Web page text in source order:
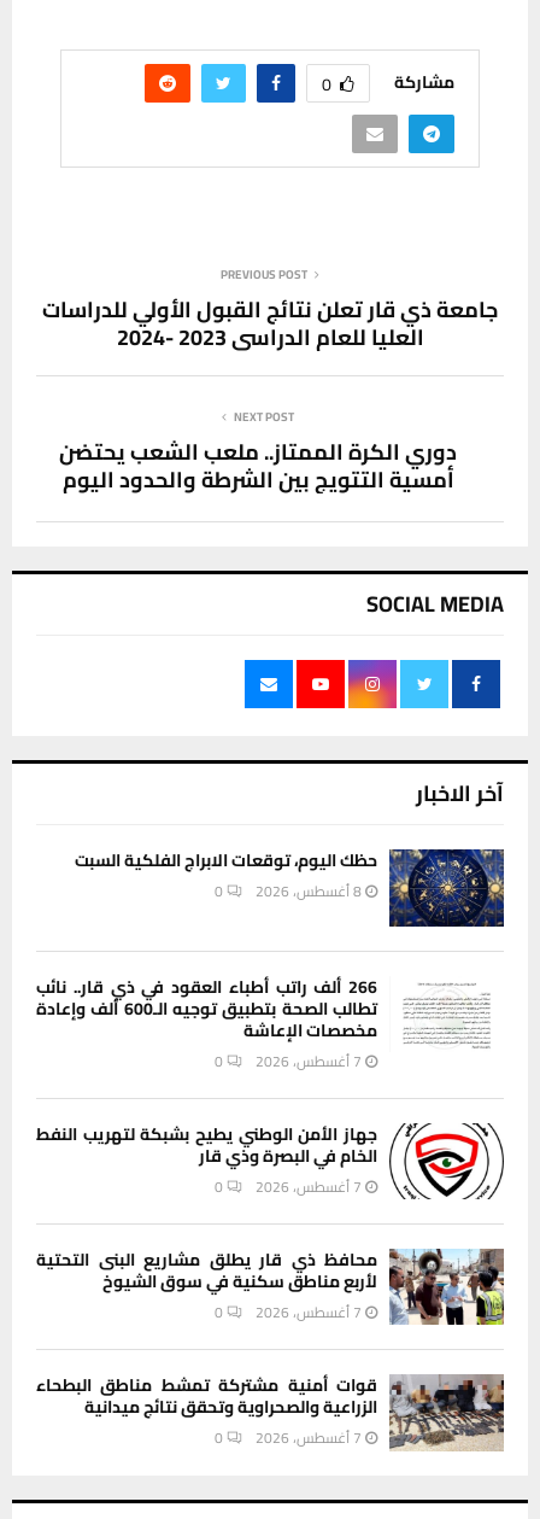
مشاركة 0
PREVIOUS POST
جامعة ذي قار تعلن نتائج القبول الأولي للدراسات
العليا للعام الدراسي 2023 -2024
NEXT POST
دوري الكرة الممتاز.. ملعب الشعب يحتضن
أمسية التتويج بين الشرطة والحدود اليوم
SOCIAL MEDIA
آخر الاخبار
حظك اليوم، توقعات الابراج الفلكية السبت
8 أغسطس، 2026 0
266 ألف راتب أطباء العقود في ذي قار.. نائب
تطالب الصحة بتطبيق توجيه الـ600 ألف وإعادة
مخصصات الإعاشة
7 أغسطس، 2026 0
جهاز الأمن الوطني يطيح بشبكة لتهريب النفط
الخام في البصرة وذي قار
7 أغسطس، 2026 0
محافظ ذي قار يطلق مشاريع البنى التحتية
لأربع مناطق سكنية في سوق الشيوخ
7 أغسطس، 2026 0
قوات أمنية مشتركة تمشط مناطق البطحاء
الزراعية والصحراوية وتحقق نتائج ميدانية
7 أغسطس، 2026 0